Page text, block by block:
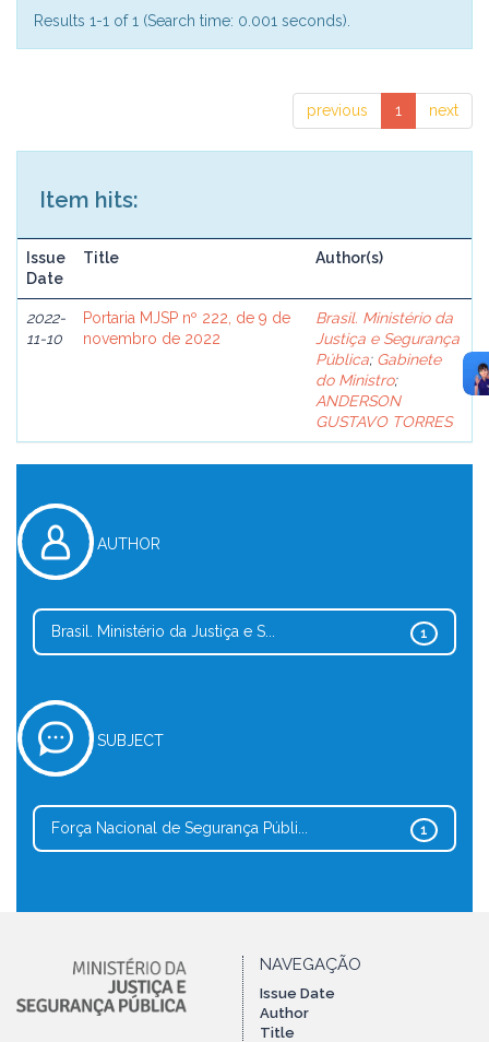
Results 1-1 of 1 (Search time: 0.001 seconds).
previous 1 next
Item hits:
Issue
Date
Title Author(s)
2022-
11-10
Portaria MJSP nº 222, de 9 de
novembro de 2022
Brasil. Ministério da
Justiça e Segurança
Pública; Gabinete
do Ministro;
ANDERSON
GUSTAVO TORRES
AUTHOR
1
Brasil. Ministério da Justiça e S...
SUBJECT
1
Força Nacional de Segurança Públi...
NAVEGAÇÃO
Issue Date
Author
Title